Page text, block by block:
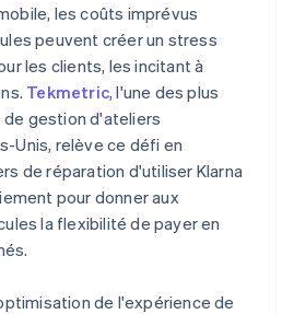
les coûts imprévus
peuvent créer un stress
les clients, les incitant à
Tekmetric, l'une des plus
gestion d'ateliers
Unis, relève ce défi en
de réparation d'utiliser Klarna
pour donner aux
la flexibilité de payer en
de l'expérience de